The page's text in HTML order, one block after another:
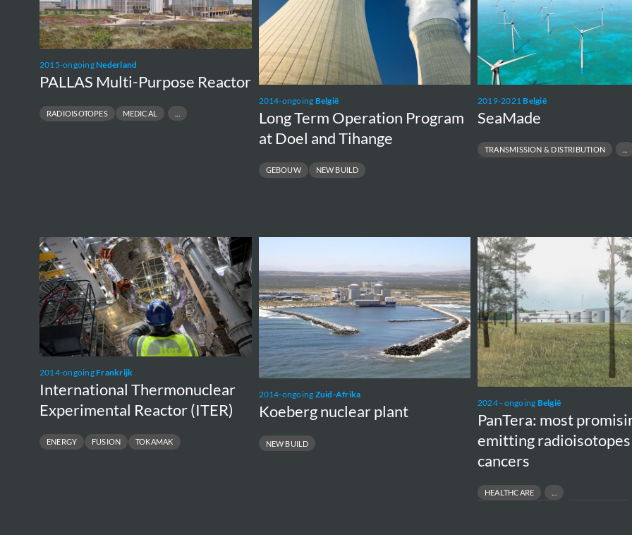
2015-ongoingNederland
PALLAS Multi-Purpose Reactor
RADIOISOTOPES
MEDICAL
Reactor
2014-ongoing België
Long Term Operation Program
at Doel and Tihange
GEBOUW NEW BUILD
Program
at
Doel
and
2019-2021België
SeaMade
TRANSMISSION & DISTRIBUTION
2014-ongoingFrankrijk
International Thermonuclear
Experimental Reactor (ITER)
ENERGY FUSION TOKAMAK
International
Thermonuclear
Experimental
Reactor
(ITER)
2014-ongoing Zuid-Afrika
Koeberg nuclear plant
NEW BUILD
plant
2024 - ongoing België
PanTera: most
emitting
cancers
HEALTHCARE
PanTera:
most
promising
alpha-
emitting
radioisotopes
to
fight
cancers